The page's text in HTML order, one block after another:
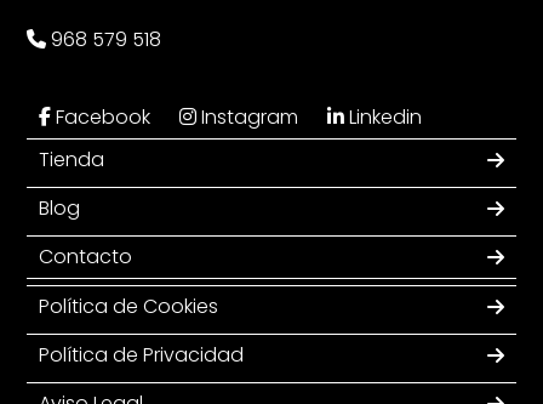
968 579 518
Facebook Instagram
Linkedin
Tienda
Blog
Contacto
Política de Cookies
Política de Privacidad